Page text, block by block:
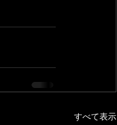
すべて表示